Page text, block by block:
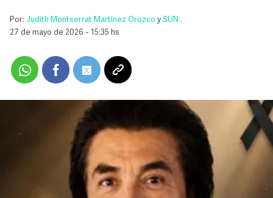
Por: Judith Montserrat Martínez Orozco y SUN .
27 de mayo de 2026 - 15:35 hs